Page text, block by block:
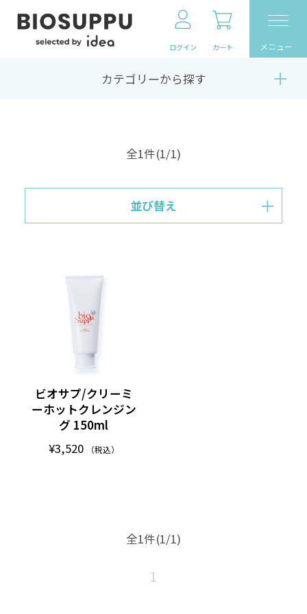
メニュー
ログイン カート
カテゴリーから探す
全1件(1/1)
並び替え
ビオサプ/クリーミ
ーホットクレンジン
グ 150ml
¥3,520
（税込）
全1件(1/1)
1